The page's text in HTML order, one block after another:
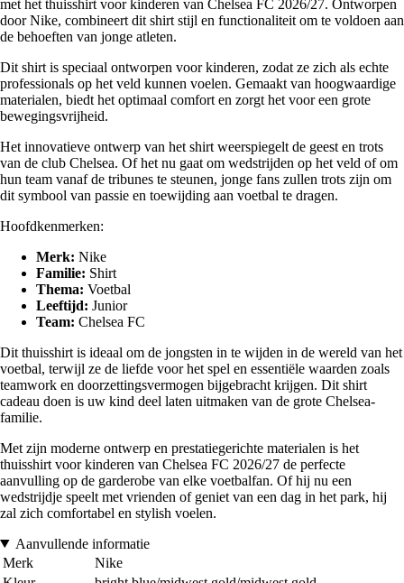
met het thuisshirt voor kinderen van Chelsea FC 2026/27. Ontworpen
door Nike, combineert dit shirt stijl en functionaliteit om te voldoen aan
de behoeften van jonge atleten.
Dit shirt is speciaal ontworpen voor kinderen, zodat ze zich als echte
professionals op het veld kunnen voelen. Gemaakt van hoogwaardige
materialen, biedt het optimaal comfort en zorgt het voor een grote
bewegingsvrijheid.
Het innovatieve ontwerp van het shirt weerspiegelt de geest en trots
van de club Chelsea. Of het nu gaat om wedstrijden op het veld of om
hun team vanaf de tribunes te steunen, jonge fans zullen trots zijn om
dit symbool van passie en toewijding aan voetbal te dragen.
Hoofdkenmerken:
Merk: Nike
Familie: Shirt
Thema: Voetbal
Leeftijd: Junior
Team: Chelsea FC
Dit thuisshirt is ideaal om de jongsten in te wijden in de wereld van het
voetbal, terwijl ze de liefde voor het spel en essentiële waarden zoals
teamwork en doorzettingsvermogen bijgebracht krijgen. Dit shirt
cadeau doen is uw kind deel laten uitmaken van de grote Chelsea-
familie.
Met zijn moderne ontwerp en prestatiegerichte materialen is het
thuisshirt voor kinderen van Chelsea FC 2026/27 de perfecte
aanvulling op de garderobe van elke voetbalfan. Of hij nu een
wedstrijdje speelt met vrienden of geniet van een dag in het park, hij
zal zich comfortabel en stylish voelen.
Aanvullende informatie
Merk
Nike